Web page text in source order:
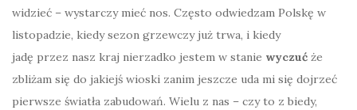
widzieć – wystarczy mieć nos. Często odwiedzam Polskę w
listopadzie, kiedy sezon grzewczy już trwa, i kiedy
jadę przez nasz kraj nierzadko jestem w stanie wyczuć że
zbliżam się do jakiejś wioski zanim jeszcze uda mi się dojrzeć
pierwsze światła zabudowań. Wielu z nas – czy to z biedy,